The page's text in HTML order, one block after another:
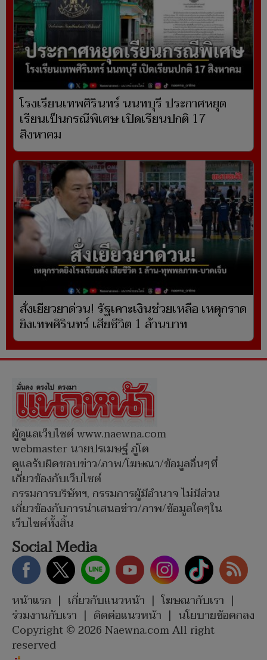
โรงเรียนเทพศิรินทร์ นนทบุรี ประกาศหยุด
เรียนเป็นกรณีพิเศษ เปิดเรียนปกติ 17
สิงหาคม
สั่งเยียวยาด่วน! รัฐเคาะเงินช่วยเหลือ เหตุกราด
ยิงเทพศิรินทร์ เสียชีวิต 1 ล้านบาท
ผู้ดูแลเว็บไซต์ www.naewna.com
webmaster นายปรเมษฐ์ ภู่โต
ดูแลรับผิดชอบข่าว/ภาพ/โฆษณา/ข้อมูลอื่นๆที่
เกี่ยวข้องกับเว็บไซต์
กรรมการบริษัทฯ, กรรมการผู้มีอำนาจ ไม่มีส่วน
เกี่ยวข้องกับการนำเสนอข่าว/ภาพ/ข้อมูลใดๆใน
เว็บไซต์ทั้งสิ้น
Social Media
หน้าแรก | เกี่ยวกับแนวหน้า | โฆษณากับเรา |
ร่วมงานกับเรา | ติดต่อแนวหน้า | นโยบายข้อตกลง
Copyright © 2026 Naewna.com All right
reserved